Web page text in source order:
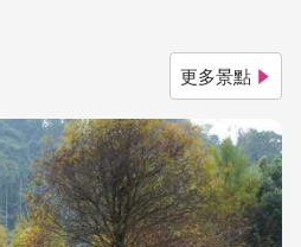
更多景點